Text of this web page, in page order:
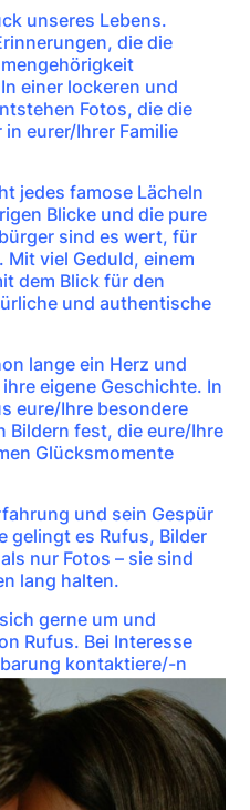
unseres Lebens.
die die
einer lockeren und
Fotos, die die
eurer/Ihrer Familie
jedes famose Lächeln
Blicke und die pure
sind es wert, für
viel Geduld, einem
dem Blick für den
und authentische
lange ein Herz und
eigene Geschichte. In
eure/Ihre besondere
Bildern fest, die eure/Ihre
Glücksmomente
und sein Gespür
gelingt es Rufus, Bilder
nur Fotos – sie sind
lang halten.
gerne um und
Rufus. Bei Interesse
kontaktiere/-n
• Kinder/Kita-
• Hochzeiten (Portfolio